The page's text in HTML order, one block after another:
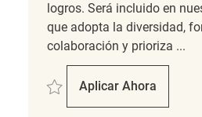
logros. Será incluido en
que adopta la diversidad,
colaboración y prioriza ...
Salvar Part Time Morning
Aplicar Ahora
Part Time